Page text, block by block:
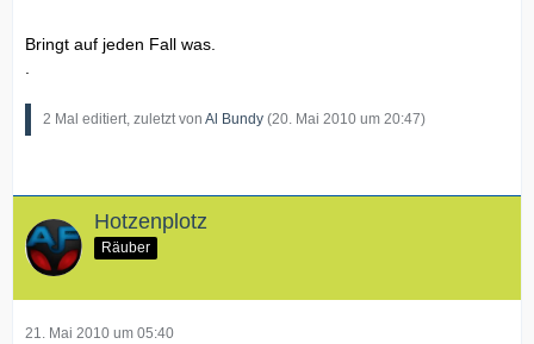
Bringt auf jeden Fall was.
2 Mal editiert, zuletzt von Al Bundy (20. Mai 2010 um 20:47)
Hotzenplotz
Räuber
21. Mai 2010 um 05:40